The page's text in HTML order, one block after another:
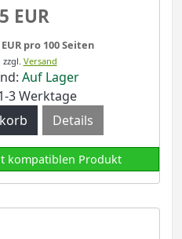
EUR
pro 100 Seiten
zzgl. Versand
Auf Lager
3 Werktage
Details
kompatiblen Produkt